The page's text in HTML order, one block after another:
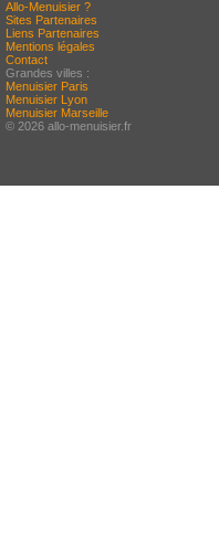
Allo-Menuisier ?
Sites Partenaires
Liens Partenaires
Mentions légales
Contact
Grandes villes :
Menuisier Paris
Menuisier Lyon
Menuisier Marseille
© 2026 allo-menuisier.fr